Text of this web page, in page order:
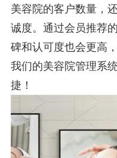
美容院的客户数量，
诚度。通过会员推荐
碑和认可度也会更高
我们的美容院管理系
捷！